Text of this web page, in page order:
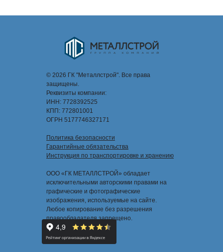
© 2026 ГК "Металлстрой". Все права
защищены.
Реквизиты компании:
ИНН: 7728392525
КПП: 772801001
ОГРН 5177746327171
Политика безопасности
Гарантийные обязательства
Инструкция по транспортировке и хранению
ООО «ГК МЕТАЛЛСТРОЙ» обладает
исключительными авторскими правами на
графические и фотографические
изображения, используемые на сайте.
Любое копирование без разрешения
правообладателя запрещено.